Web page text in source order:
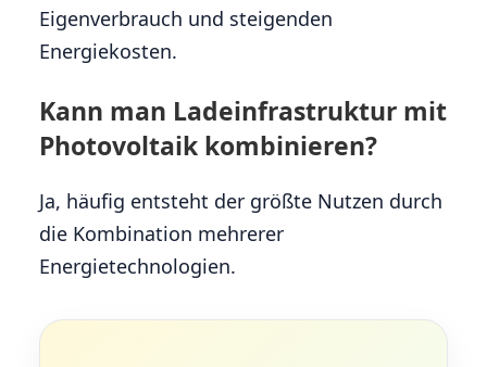
Eigenverbrauch und steigenden
Energiekosten.
Kann man Ladeinfrastruktur mit
Photovoltaik kombinieren?
Ja, häufig entsteht der größte Nutzen durch
die Kombination mehrerer
Energietechnologien.